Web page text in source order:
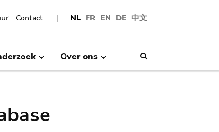
NL FR EN DE 中文
Contact
Over ons